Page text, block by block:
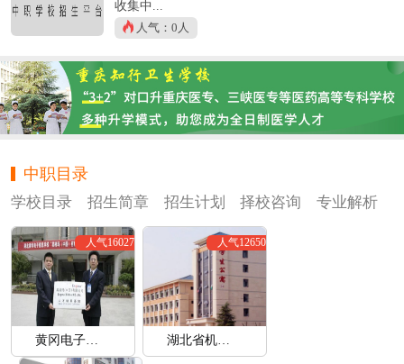
收集中...
人气：0人
中职目录
学校目录 招生简章 招生计划 择校咨询 专业解析
人气16027 人气12650